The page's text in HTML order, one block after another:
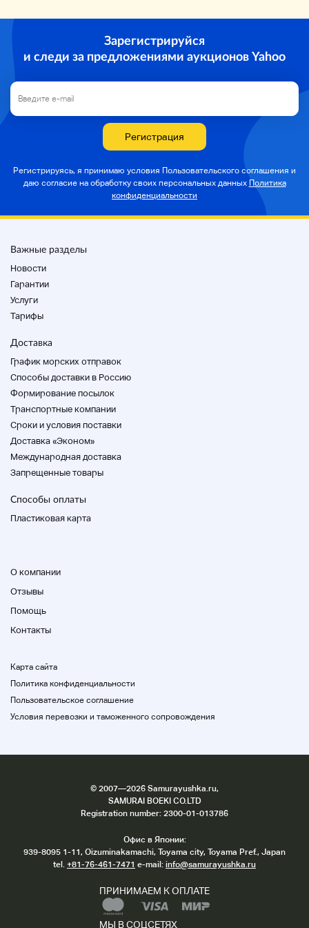
Зарегистрируйся
и следи за предложениями аукционов Yahoo
Регистрация
Регистрируясь, я принимаю условия Пользовательского соглашения и
даю согласие на обработку своих персональных данных Политика
конфиденциальности
Важные разделы
Новости
Гарантии
Услуги
Тарифы
Доставка
График морских отправок
Способы доставки в Россию
Формирование посылок
Транспортные компании
Cроки и условия поставки
Доставка «Эконом»
Международная доставка
Запрещенные товары
Способы оплаты
Пластиковая карта
О компании
Отзывы
Помощь
Контакты
Карта сайта
Политика конфиденциальности
Пользовательское соглашение
Условия перевозки и таможенного сопровождения
© 2007—2026 Samurayushka.ru,
SAMURAI BOEKI CO.LTD
Registration number: 2300-01-013786
Офис в Японии:
939-8095 1-11, Oizuminakamachi, Toyama city, Toyama Pref., Japan
tel. +81-76-461-7471 e-mail: info@samurayushka.ru
ПРИНИМАЕМ К ОПЛАТЕ
МЫ В СОЦСЕТЯХ